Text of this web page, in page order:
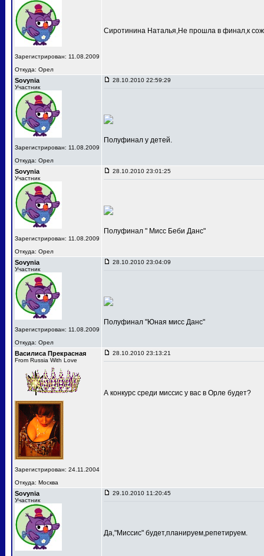
Зарегистрирован: 11.08.2009
Откуда: Орел
Сиротинина Наталья,Не прошла в финал,к
Sovynia
Участник
Зарегистрирован: 11.08.2009
Откуда: Орел
28.10.2010 22:59:29
Полуфинал у детей.
Sovynia
Участник
Зарегистрирован: 11.08.2009
Откуда: Орел
28.10.2010 23:01:25
Полуфинал " Мисс Беби Данс"
Sovynia
Участник
Зарегистрирован: 11.08.2009
Откуда: Орел
28.10.2010 23:04:09
Полуфинал "Юная мисс Данс"
Василиса Прекрасная
From Russia With Love
Зарегистрирован: 24.11.2004
Откуда: Москва
28.10.2010 23:13:21
А конкурс среди миссис у вас в Орле будет?
Sovynia
Участник
29.10.2010 11:20:45
Да,"Миссис" будет,планируем,репетируем.